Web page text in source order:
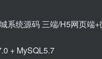
系统源码 三端/H5网页端
+ MySQL5.7